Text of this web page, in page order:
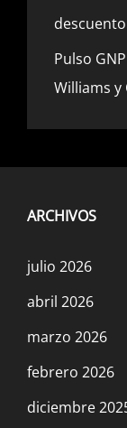
descuento
Pulso
Williams y
ARCHIVOS
julio 2026
abril 2026
marzo 2026
febrero 2026
diciembre